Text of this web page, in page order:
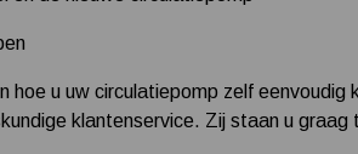
hoe u uw circulatiepomp zelf
klantenservice. Zij staan u graag